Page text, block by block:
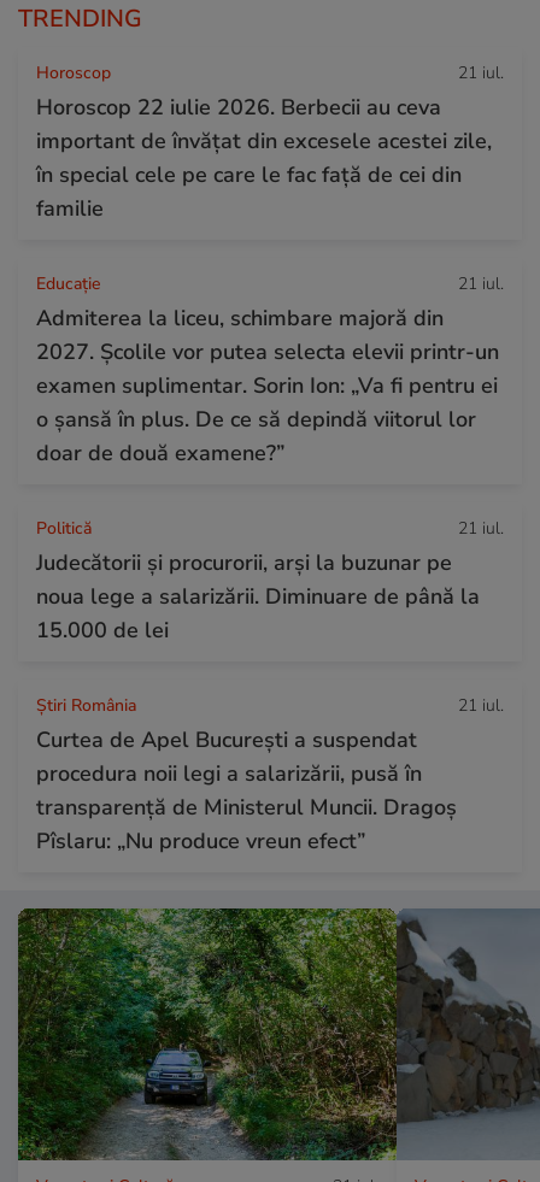
TRENDING
Horoscop 21 iul.
Horoscop 22 iulie 2026. Berbecii au ceva
important de învățat din excesele acestei zile,
în special cele pe care le fac față de cei din
familie
Educație 21 iul.
Admiterea la liceu, schimbare majoră din
2027. Școlile vor putea selecta elevii printr-un
examen suplimentar. Sorin Ion: „Va fi pentru ei
o șansă în plus. De ce să depindă viitorul lor
doar de două examene?”
Politică 21 iul.
Judecătorii și procurorii, arși la buzunar pe
noua lege a salarizării. Diminuare de până la
15.000 de lei
Știri România 21 iul.
Curtea de Apel București a suspendat
procedura noii legi a salarizării, pusă în
transparență de Ministerul Muncii. Dragoș
Pîslaru: „Nu produce vreun efect”